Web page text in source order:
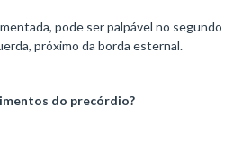
pode ser palpável no segundo
próximo da borda esternal.
do precórdio?